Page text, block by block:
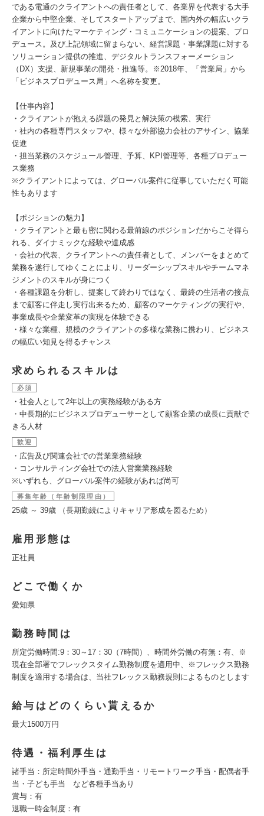
である電通のクライアントへの責任者として、各業界を代表する大手
企業から中堅企業、そしてスタートアップまで、国内外の幅広いクラ
イアントに向けたマーケティング・コミュニケーションの提案、プロ
デュース。及び上記領域に留まらない、経営課題・事業課題に対する
ソリューション提供の推進、デジタルトランスフォーメーション
（DX）支援、新規事業の開発・推進等。※2018年、「営業局」から
「ビジネスプロデュース局」へ名称を変更。
【仕事内容】
・クライアントが抱える課題の発見と解決策の模索、実行
・社内の各種専門スタッフや、様々な外部協力会社のアサイン、協業
促進
・担当業務のスケジュール管理、予算、KPI管理等、各種プロデュー
ス業務
※クライアントによっては、グローバル案件に従事していただく可能
性もあります
【ポジションの魅力】
・クライアントと最も密に関わる最前線のポジションだからこそ得ら
れる、ダイナミックな経験や達成感
・会社の代表、クライアントへの責任者として、メンバーをまとめて
業務を遂行してゆくことにより、リーダーシップスキルやチームマネ
ジメントのスキルが身につく
・各種課題を分析し、提案して終わりではなく、最終の生活者の接点
まで顧客に伴走し実行出来るため、顧客のマーケティングの実行や、
事業成長や企業変革の実現を体験できる
・様々な業種、規模のクライアントの多様な業務に携わり、ビジネス
の幅広い知見を得るチャンス
求められるスキルは
必須
・社会人として2年以上の実務経験がある方
・中長期的にビジネスプロデューサーとして顧客企業の成長に貢献で
きる人材
歓迎
・広告及び関連会社での営業業務経験
・コンサルティング会社での法人営業業務経験
※いずれも、グローバル案件の経験があれば尚可
募集年齢（年齢制限理由）
25歳 ～ 39歳 （長期勤続によりキャリア形成を図るため）
雇用形態は
正社員
どこで働くか
愛知県
勤務時間は
所定労働時間:9：30～17：30（7時間）、時間外労働の有無：有、※
現在全部署でフレックスタイム勤務制度を適用中、※フレックス勤務
制度を適用する場合は、当社フレックス勤務規則によるものとします
給与はどのくらい貰えるか
最大1500万円
待遇・福利厚生は
諸手当：所定時間外手当・通勤手当・リモートワーク手当・配偶者手
当・子ども手当 など各種手当あり
賞与：有
退職一時金制度：有